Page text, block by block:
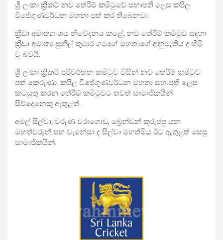
ශ්‍රී ලංකා ක්‍රිකට් නව තේරීම් කමිටුවේ සභාපති ලෙස කපිල
විජේගුණවර්ධන මහතා පත් කර තිබෙනවා.
ක්‍රීඩා අමාත්‍යාංශය නිවේදනය කළේ, නව තේරීම් කමිටුව සඳහා
ක්‍රීඩා අමාත්‍ය සුනිල් කුමාර ගමගේ මහතාගේ අනුමැතිය ද හිමි
වූ බවයි.
ශ්‍රී ලංකා ක්‍රිකට් පරිවර්තන කමිටුව විසින් නව තේරීම් කමිටුව
පත් කෙරුණා. කපිල විජේගුණවර්ධන මහතා සභාපති ලෙස
කටයුතු කරන තේරීම් කමිටුවට තවත් සාමාජිකයින්
සිව්දෙනෙකු ඇතුළත්.
අමල් සිල්වා, වරුණ වරාගොඩ, බ්‍රෙන්ඩන් කුරුප්පු යන
මහත්වරුන් සහ වැනේසා ද සිල්වා මහත්මිය ඊට ඇතුළත් සෙසු
සාමාජිකයින්.